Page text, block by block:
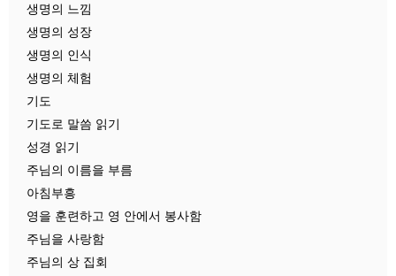
생명의 느낌
생명의 성장
생명의 인식
생명의 체험
기도
기도로 말씀 읽기
성경 읽기
주님의 이름을 부름
아침부흥
영을 훈련하고 영 안에서 봉사함
주님을 사랑함
주님의 상 집회